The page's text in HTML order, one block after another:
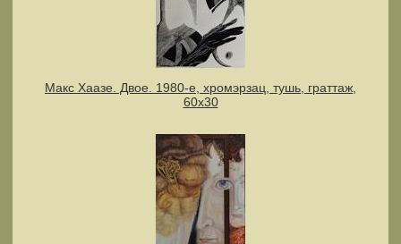
Макс Хаазе. Двое. 1980-е, хромэрзац, тушь, граттаж,
60х30